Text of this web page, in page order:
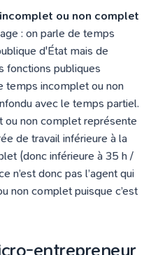
ou non complet
: on parle de temps
d'État mais de
fonctions publiques
temps incomplet ou non
avec le temps partiel.
non complet représente
de travail inférieure à la
(donc inférieure à 35 h /
n’est donc pas l’agent qui
non complet puisque c’est
entrepreneur